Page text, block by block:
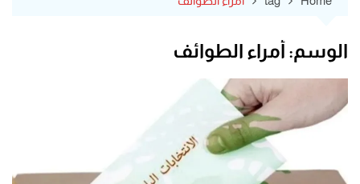
الوسم: أمراء الطوائف